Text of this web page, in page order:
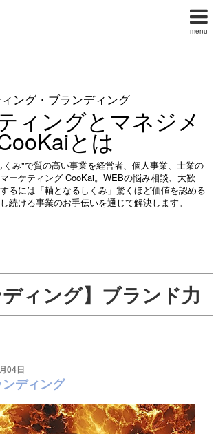
menu
ング・ブランディング
ィングとマネジメ
とは
み"で質の高い事業を経営者、個人事業、士業の
ーケティング CooKai。WEBの悩み相談、大歓
るには「軸となるしくみ」驚くほど価値を認める
続ける事業のお手伝いを通じて解決します。
ディング】ブランド力
04日
ディング